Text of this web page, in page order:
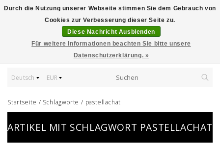
Deutsch EUR
Startseite / Schlagworte / pastellachat
ARTIKEL MIT SCHLAGWORT PASTELLACHAT
Durch die Nutzung unserer Webseite stimmen Sie dem Gebrauch von
Cookies zur Verbesserung dieser Seite zu.
Diese Nachricht Ausblenden
Für weitere Informationen beachten Sie bitte unsere
Datenschutzerklärung. »